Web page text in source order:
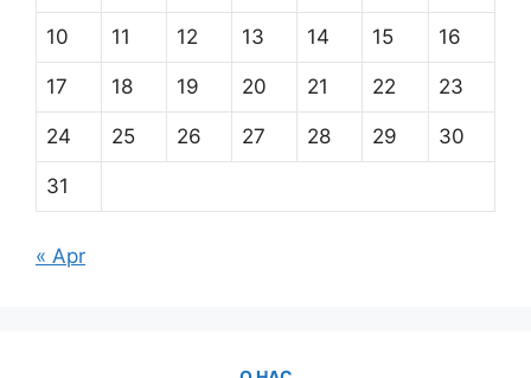
10 11 12 13 14 15 16
17 18 19 20 21 22 23
24 25 26 27 28 29 30
31
« Apr